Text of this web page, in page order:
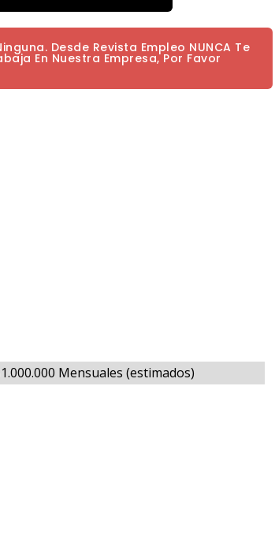
Desde Revista Empleo NUNCA Te
En Nuestra Empresa, Por Favor
Mensuales (estimados)